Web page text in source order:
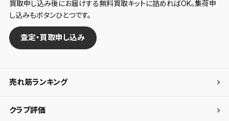
買取申し込み後にお届けする無料買取キットに詰めればOK。集荷申
し込みもボタンひとつです。
査定・買取申し込み
売れ筋ランキング
クラブ評価